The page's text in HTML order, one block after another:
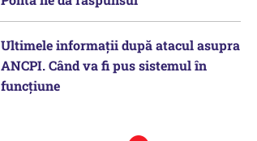
Ultimele informații după atacul asupra
ANCPI. Când va fi pus sistemul în
funcțiune